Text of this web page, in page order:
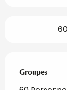
Groupes
Groupes